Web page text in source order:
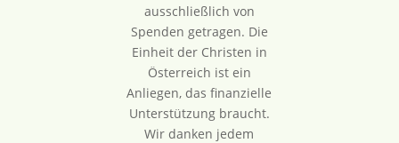
ausschließlich von
Spenden getragen. Die
Einheit der Christen in
Österreich ist ein
Anliegen, das finanzielle
Unterstützung braucht.
Wir danken jedem